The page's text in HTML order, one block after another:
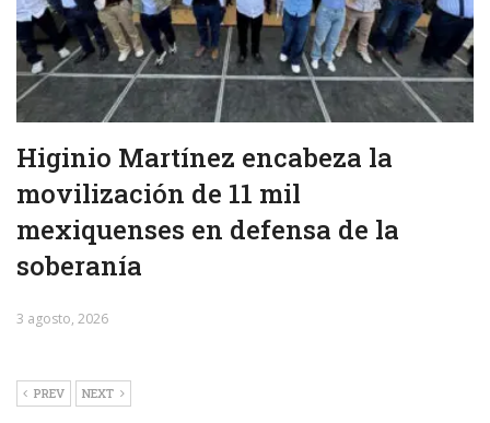
Higinio Martínez encabeza la
movilización de 11 mil
mexiquenses en defensa de la
soberanía
3 agosto, 2026
PREV NEXT